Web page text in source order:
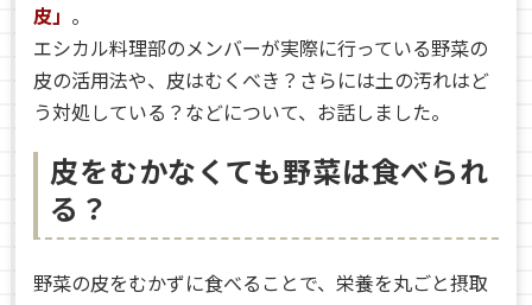
皮」 。
エシカル料理部のメンバーが実際に行っている野菜の
皮の活用法や、皮はむくべき？さらには土の汚れはど
う対処している？などについて、お話しました。
皮をむかなくても野菜は食べられ
る？
野菜の皮をむかずに食べることで、栄養を丸ごと摂取